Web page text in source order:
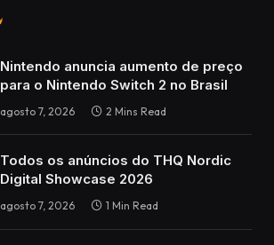
Nintendo anuncia aumento de preço
para o Nintendo Switch 2 no Brasil
agosto 7, 2026 2 Mins Read
Todos os anúncios do THQ Nordic
Digital Showcase 2026
agosto 7, 2026 1 Min Read